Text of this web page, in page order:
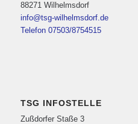
88271 Wilhelmsdorf
info@tsg-wilhelmsdorf.de
Telefon 07503/8754515
TSG INFOSTELLE
Zußdorfer Staße 3